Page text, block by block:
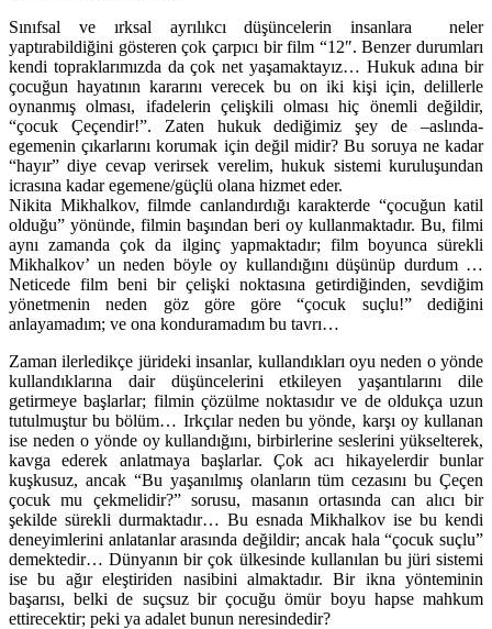
Sınıfsal ve ırksal ayrılıkcı düşüncelerin insanlara neler
yaptırabildiğini gösteren çok çarpıcı bir film “12″. Benzer durumları
kendi topraklarımızda da çok net yaşamaktayız… Hukuk adına bir
çocuğun hayatının kararını verecek bu on iki kişi için, delillerle
oynanmış olması, ifadelerin çelişkili olması hiç önemli değildir,
“çocuk Çeçendir!”. Zaten hukuk dediğimiz şey de –aslında-
egemenin çıkarlarını korumak için değil midir? Bu soruya ne kadar
“hayır” diye cevap verirsek verelim, hukuk sistemi kuruluşundan
icrasına kadar egemene/güçlü olana hizmet eder.
Nikita Mikhalkov, filmde canlandırdığı karakterde “çocuğun katil
olduğu” yönünde, filmin başından beri oy kullanmaktadır. Bu, filmi
aynı zamanda çok da ilginç yapmaktadır; film boyunca sürekli
Mikhalkov’ un neden böyle oy kullandığını düşünüp durdum …
Neticede film beni bir çelişki noktasına getirdiğinden, sevdiğim
yönetmenin neden göz göre göre “çocuk suçlu!” dediğini
anlayamadım; ve ona konduramadım bu tavrı…
Zaman ilerledikçe jürideki insanlar, kullandıkları oyu neden o yönde
kullandıklarına dair düşüncelerini etkileyen yaşantılarını dile
getirmeye başlarlar; filmin çözülme noktasıdır ve de oldukça uzun
tutulmuştur bu bölüm… Irkçılar neden bu yönde, karşı oy kullanan
ise neden o yönde oy kullandığını, birbirlerine seslerini yükselterek,
kavga ederek anlatmaya başlarlar. Çok acı hikayelerdir bunlar
kuşkusuz, ancak “Bu yaşanılmış olanların tüm cezasını bu Çeçen
çocuk mu çekmelidir?” sorusu, masanın ortasında can alıcı bir
şekilde sürekli durmaktadır… Bu esnada Mikhalkov ise bu kendi
deneyimlerini anlatanlar arasında değildir; ancak hala “çocuk suçlu”
demektedir… Dünyanın bir çok ülkesinde kullanılan bu jüri sistemi
ise bu ağır eleştiriden nasibini almaktadır. Bir ikna yönteminin
başarısı, belki de suçsuz bir çocuğu ömür boyu hapse mahkum
ettirecektir; peki ya adalet bunun neresindedir?